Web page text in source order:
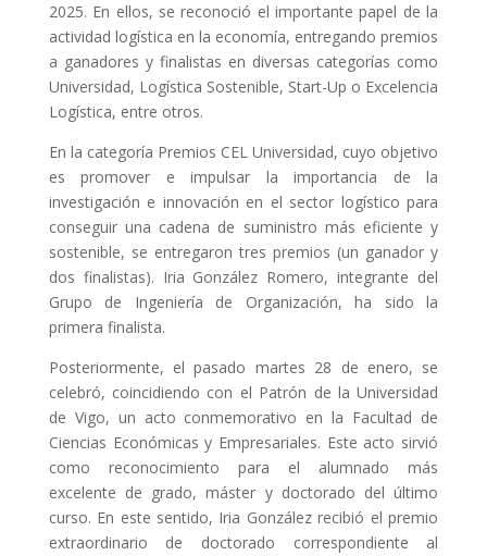
2025. En ellos, se reconoció el importante papel de la
actividad logística en la economía, entregando premios
a ganadores y finalistas en diversas categorías como
Universidad, Logística Sostenible, Start-Up o Excelencia
Logística, entre otros.
En la categoría Premios CEL Universidad, cuyo objetivo
es promover e impulsar la importancia de la
investigación e innovación en el sector logístico para
conseguir una cadena de suministro más eficiente y
sostenible, se entregaron tres premios (un ganador y
dos finalistas). Iria González Romero, integrante del
Grupo de Ingeniería de Organización, ha sido la
primera finalista.
Posteriormente, el pasado martes 28 de enero, se
celebró, coincidiendo con el Patrón de la Universidad
de Vigo, un acto conmemorativo en la Facultad de
Ciencias Económicas y Empresariales. Este acto sirvió
como reconocimiento para el alumnado más
excelente de grado, máster y doctorado del último
curso. En este sentido, Iria Gonzálezrecibió el premio
extraordinario de doctorado correspondiente al